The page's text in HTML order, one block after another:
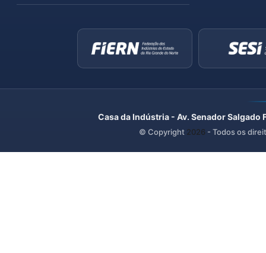
Casa da Indústria - Av. Senador
© Copyright 2026 - Todos os